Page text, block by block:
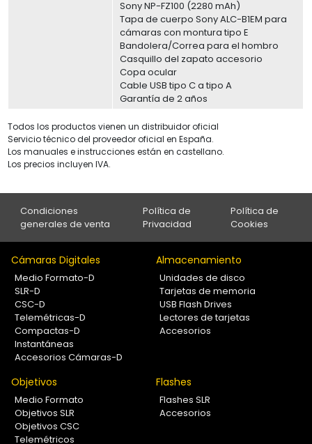
Sony NP-FZ100 (2280 mAh)
Tapa de cuerpo Sony ALC-B1EM para
cámaras con montura tipo E
Bandolera/Correa para el hombro
Casquillo del zapato accesorio
Copa ocular
Cable USB tipo C a tipo A
Garantía de 2 años
Todos los productos vienen un distribuidor oficial
Servicio técnico del proveedor oficial en España.
Los manuales e instrucciones están en castellano.
Los precios incluyen IVA.
Condiciones
generales de venta
Política de
Privacidad
Política de
Cookies
Cámaras Digitales
Medio Formato-D
SLR-D
CSC-D
Telemétricas-D
Compactas-D
Instantáneas
Accesorios Cámaras-D
Almacenamiento
Unidades de disco
Tarjetas de memoria
USB Flash Drives
Lectores de tarjetas
Accesorios
Objetivos
Medio Formato
Objetivos SLR
Objetivos CSC
Telemétricos
Flashes
Flashes SLR
Accesorios